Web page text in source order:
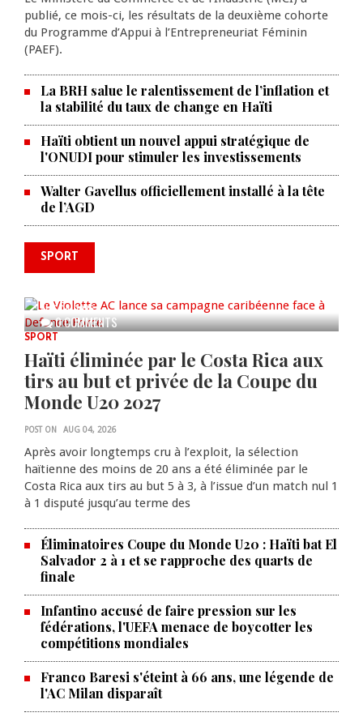
publié, ce mois-ci, les résultats de la deuxième cohorte
du Programme d’Appui à l’Entrepreneuriat Féminin
(PAEF).
La BRH salue le ralentissement de l’inflation et
la stabilité du taux de change en Haïti
Haïti obtient un nouvel appui stratégique de
l'ONUDI pour stimuler les investissements
Walter Gavellus officiellement installé à la tête
de l’AGD
SPORT
0 COMMENTS
Le Violette AC lance sa campagne
AUG 04, 2026
SPORT
Haïti éliminée par le Costa Rica aux
tirs au but et privée de la Coupe du
Monde U20 2027
POST ON AUG 04, 2026
Après avoir longtemps cru à l’exploit, la sélection
haïtienne des moins de 20 ans a été éliminée par le
Costa Rica aux tirs au but 5 à 3, à l’issue d’un match nul 1
à 1 disputé jusqu’au terme des
Éliminatoires Coupe du Monde U20 : Haïti bat El
Salvador 2 à 1 et se rapproche des quarts de
finale
Infantino accusé de faire pression sur les
fédérations, l'UEFA menace de boycotter les
compétitions mondiales
Franco Baresi s'éteint à 66 ans, une légende de
l'AC Milan disparaît